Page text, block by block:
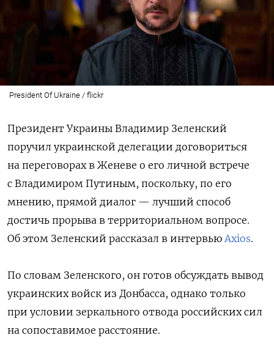
President Of Ukraine / flickr
Президент Украины Владимир Зеленский
поручил украинской делегации договориться
на переговорах в Женеве о его личной встрече
с Владимиром Путиным, поскольку, по его
мнению, прямой диалог — лучший способ
достичь прорыва в территориальном вопросе.
Об этом Зеленский рассказал в интервью Axios.
По словам Зеленского, он готов обсуждать вывод
украинских войск из Донбасса, однако только
при условии зеркального отвода российских сил
на сопоставимое расстояние.